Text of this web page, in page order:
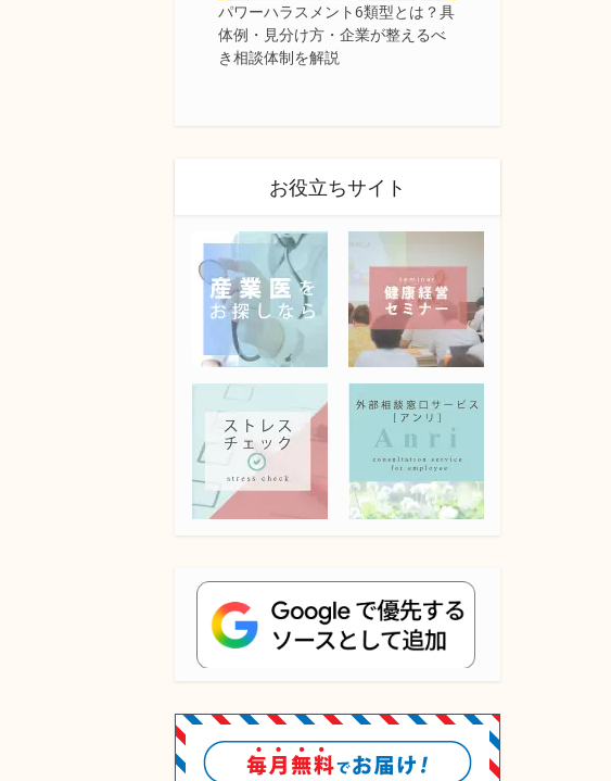
パワーハラスメント6類型とは？具
体例・見分け方・企業が整えるべ
き相談体制を解説
お役立ちサイト